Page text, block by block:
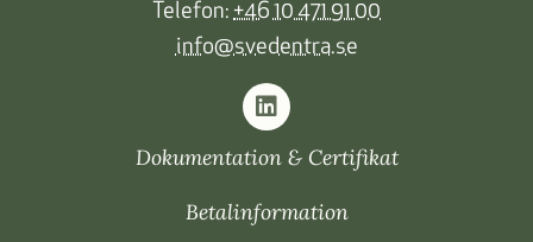
Telefon: +46 10 471 91 00
info@svedentra.se
Dokumentation & Certifikat
Betalinformation